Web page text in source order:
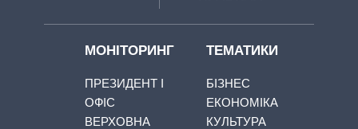
МОНІТОРИНГ
ПРЕЗИДЕНТ І
ОФІС
ВЕРХОВНА
ТЕМАТИКИ
БІЗНЕС
ЕКОНОМІКА
КУЛЬТУРА